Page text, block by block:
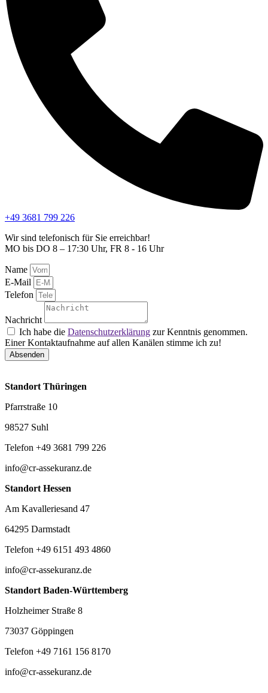
+49 3681 799 226
Wir sind telefonisch für Sie erreichbar!
MO bis DO 8 – 17:30 Uhr, FR 8 - 16 Uhr
Name
E-Mail
Telefon
Nachricht
Ich habe die Datenschutzerklärung zur Kenntnis genommen.
Einer Kontaktaufnahme auf allen Kanälen stimme ich zu!
Absenden
Standort Thüringen
Pfarrstraße 10
98527 Suhl
Telefon +49 3681 799 226
info@cr-assekuranz.de
Standort Hessen
Am Kavalleriesand 47
64295 Darmstadt
Telefon +49 6151 493 4860
info@cr-assekuranz.de
Standort Baden-Württemberg
Holzheimer Straße 8
73037 Göppingen
Telefon +49 7161 156 8170
info@cr-assekuranz.de